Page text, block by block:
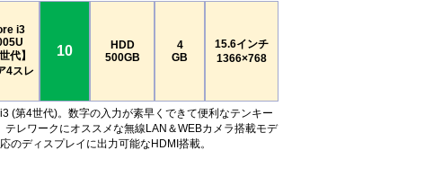
i3
代】
4スレ
10
HDD
500GB
4
GB
15.6インチ
1366×768
(第4世代)。数字の入力が素早くできて便利なテンキー
テレワークにオススメな無線LAN＆WEBカメラ搭載モデ
のディスプレイに出力可能なHDMI搭載。